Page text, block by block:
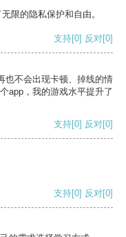
限的隐私保护和自由。
支持[0] 反对[0]
也不会出现卡顿、掉线的情
app，我的游戏水平提升了
支持[0] 反对[0]
支持[0] 反对[0]